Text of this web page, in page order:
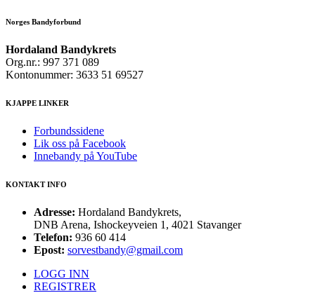
Norges Bandyforbund
Hordaland Bandykrets
Org.nr.: 997 371 089
Kontonummer: 3633 51 69527
KJAPPE LINKER
Forbundssidene
Lik oss på Facebook
Innebandy på YouTube
KONTAKT INFO
Adresse: Hordaland Bandykrets,
DNB Arena, Ishockeyveien 1, 4021 Stavanger
Telefon: 936 60 414
Epost: sorvestbandy@gmail.com
LOGG INN
REGISTRER